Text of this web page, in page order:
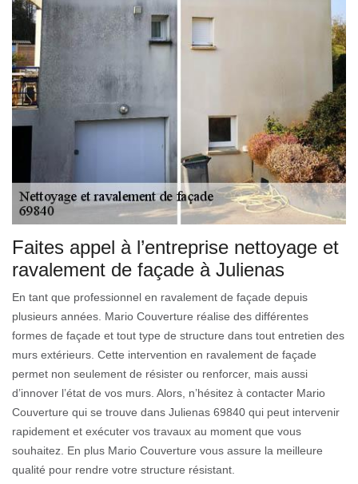
Faites appel à l’entreprise nettoyage et
ravalement de façade à Julienas
En tant que professionnel en ravalement de façade depuis
plusieurs années. Mario Couverture réalise des différentes
formes de façade et tout type de structure dans tout entretien des
murs extérieurs. Cette intervention en ravalement de façade
permet non seulement de résister ou renforcer, mais aussi
d’innover l’état de vos murs. Alors, n’hésitez à contacter Mario
Couverture qui se trouve dans Julienas 69840 qui peut intervenir
rapidement et exécuter vos travaux au moment que vous
souhaitez. En plus Mario Couverture vous assure la meilleure
qualité pour rendre votre structure résistant.